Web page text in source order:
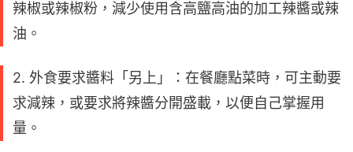
辣椒或辣椒粉，減少使用含高鹽高油的加工辣醬或辣
油。
2. 外食要求醬料「另上」：在餐廳點菜時，可主動要
求減辣，或要求將辣醬分開盛載，以便自己掌握用
量。